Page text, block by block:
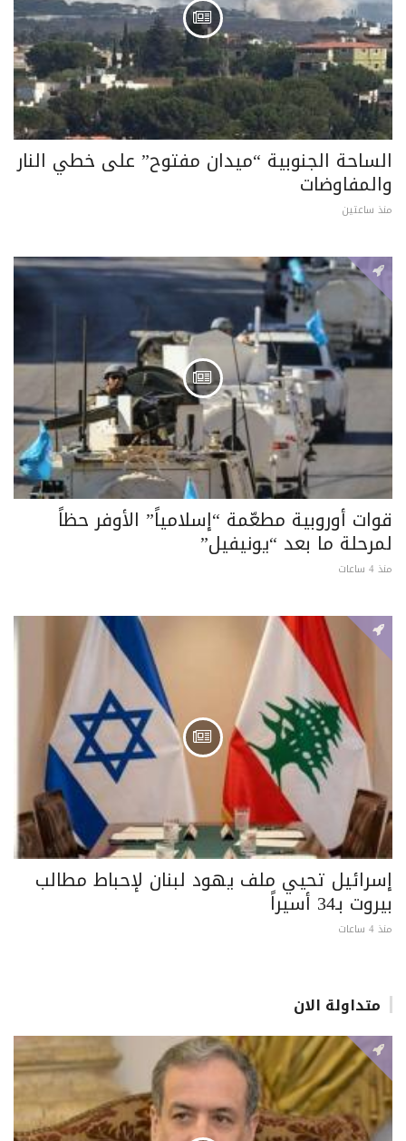
الساحة الجنوبية “ميدان مفتوح” على خطي النار
والمفاوضات
منذ ساعتين
قوات أوروبية مطعّمة “إسلامياً” الأوفر حظاً
لمرحلة ما بعد “يونيفيل”
منذ 4 ساعات
إسرائيل تحيي ملف يهود لبنان لإحباط مطالب
بيروت بـ34 أسيراً
منذ 4 ساعات
متداولة الان